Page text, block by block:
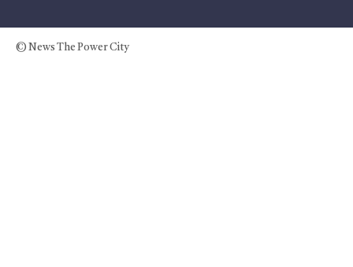
© News The Power City